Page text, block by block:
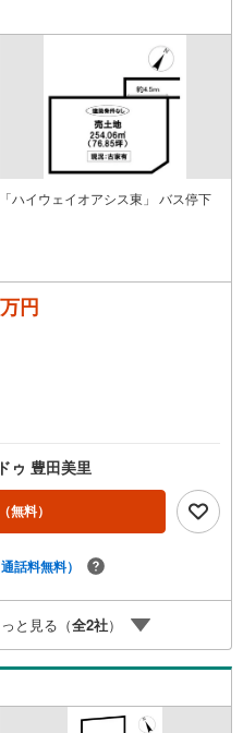
ハイウェイオアシス東」 バス停下
円
ゥ 豊田美里
（無料）
通話料無料）
と見る（全2社）